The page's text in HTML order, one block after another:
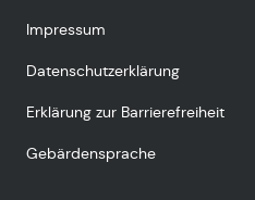
Impressum
Datenschutzerklärung
Erklärung zur Barrierefreiheit
Gebärdensprache